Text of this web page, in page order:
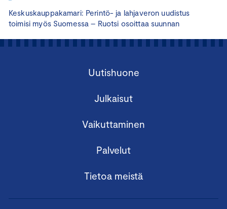
Keskuskauppakamari: Perintö- ja lahjaveron uudistus
toimisi myös Suomessa – Ruotsi osoittaa suunnan
Uutishuone
Julkaisut
Vaikuttaminen
Palvelut
Tietoa meistä